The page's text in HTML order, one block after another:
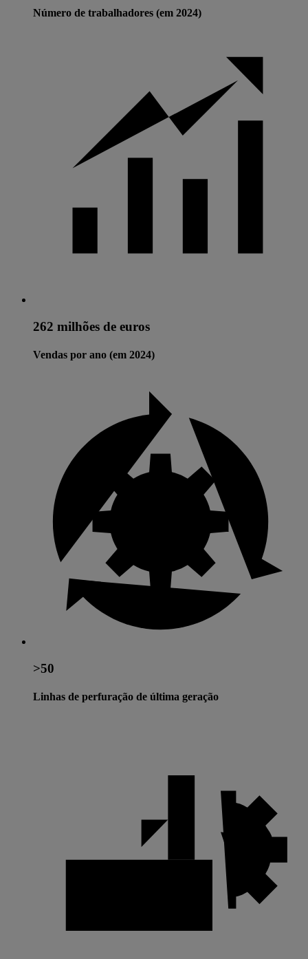
Número de trabalhadores (em 2024)
262 milhões de euros
Vendas por ano (em 2024)
>50
Linhas de perfuração de última geração